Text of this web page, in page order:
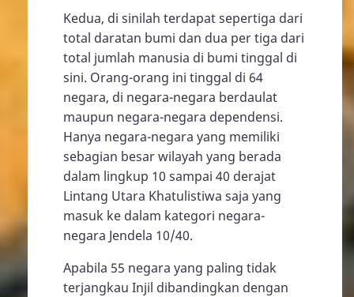
Kedua, di sinilah terdapat sepertiga dari
total daratan bumi dan dua per tiga dari
total jumlah manusia di bumi tinggal di
sini. Orang-orang ini tinggal di 64
negara, di negara-negara berdaulat
maupun negara-negara dependensi.
Hanya negara-negara yang memiliki
sebagian besar wilayah yang berada
dalam lingkup 10 sampai 40 derajat
Lintang Utara Khatulistiwa saja yang
masuk ke dalam kategori negara-
negara Jendela 10/40.
Apabila 55 negara yang paling tidak
terjangkau Injil dibandingkan dengan